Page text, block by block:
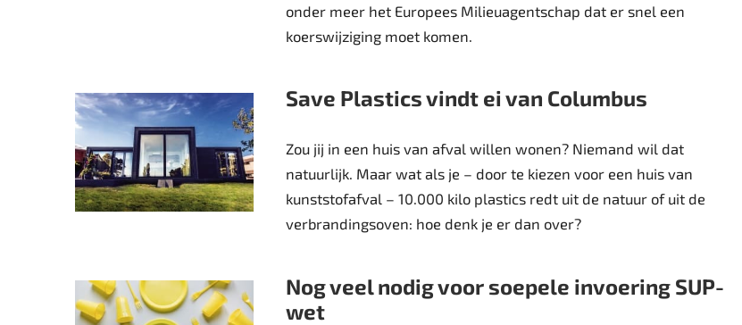
onder meer het Europees Milieuagentschap dat er snel een
koerswijziging moet komen.
Save Plastics vindt ei van Columbus
Zou jij in een huis van afval willen wonen? Niemand wil dat
natuurlijk. Maar wat als je – door te kiezen voor een huis van
kunststofafval – 10.000 kilo plastics redt uit de natuur of uit de
verbrandingsoven: hoe denk je er dan over?
Nog veel nodig voor soepele invoering SUP-
wet